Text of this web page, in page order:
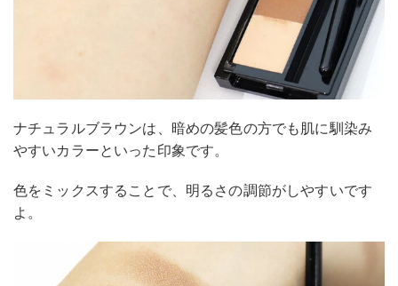
ナチュラルブラウンは、暗めの髪色の方でも肌に馴染み
やすいカラーといった印象です。
色をミックスすることで、明るさの調節がしやすいです
よ。